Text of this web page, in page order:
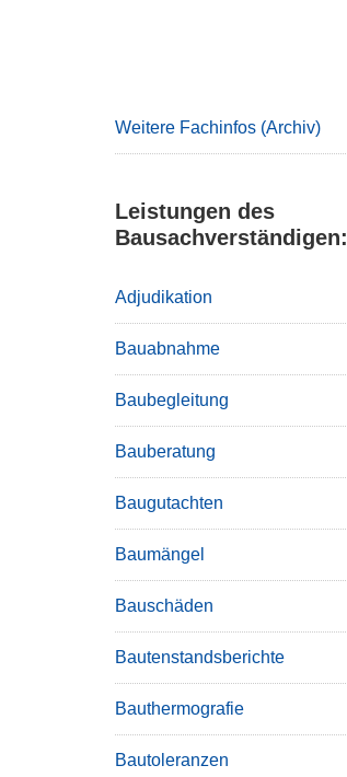
Weitere Fachinfos (Archiv)
Leistungen des
Bausachverständigen:
Adjudikation
Bauabnahme
Baubegleitung
Bauberatung
Baugutachten
Baumängel
Bauschäden
Bautenstandsberichte
Bauthermografie
Bautoleranzen